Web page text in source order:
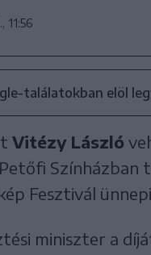
11:56
találatokban elöl
Vitézy László
Fesztivál
miniszter a